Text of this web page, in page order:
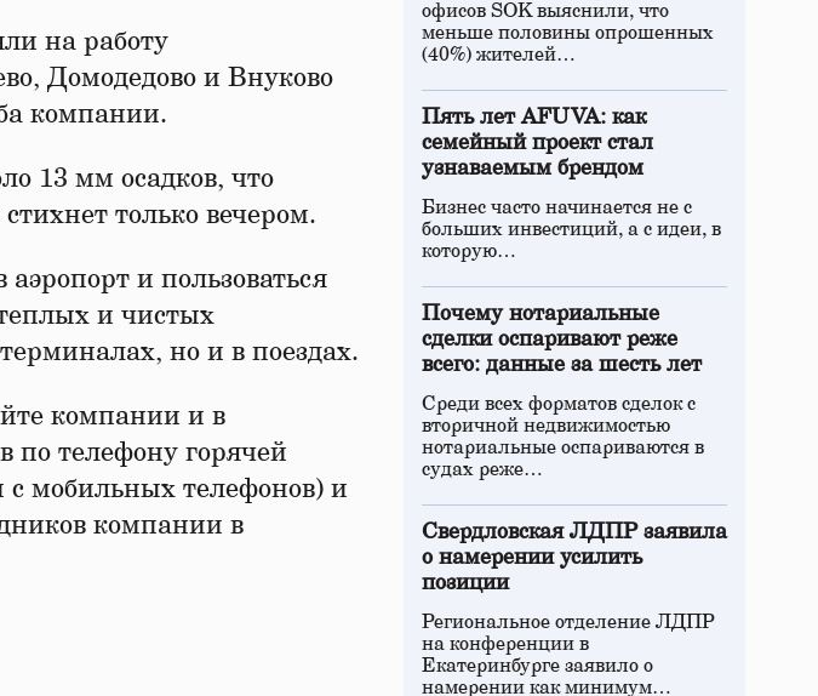
на работу
Домодедово и Внуково
компании.
13 мм осадков, что
только вечером.
и пользоваться
и чистых
но и в поездах.
компании и в
по телефону горячей
с мобильных телефонов) и
компании в
офисов SOK выяснили, что
меньше половины опрошенных
(40%) жителей…
Пять лет AFUVA: как
семейный проект стал
узнаваемым брендом
Бизнес часто начинается не с
больших инвестиций, а с идеи, в
которую…
Почему нотариальные
сделки оспаривают реже
всего: данные за шесть лет
Среди всех форматов сделок с
вторичной недвижимостью
нотариальные оспариваются в
судах реже…
Свердловская ЛДПР заявила
о намерении усилить
позиции
Региональное отделение ЛДПР
на конференции в
Екатеринбурге заявило о
намерении как минимум…